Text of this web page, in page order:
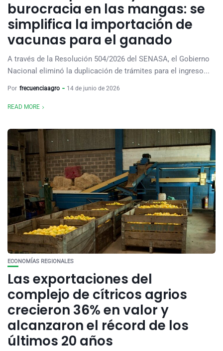
burocracia en las mangas: se
simplifica la importación de
vacunas para el ganado
A través de la Resolución 504/2026 del SENASA, el Gobierno
Nacional eliminó la duplicación de trámites para el ingreso...
Por frecuenciaagro 14 de junio de 2026
READ MORE
ECONOMÍAS REGIONALES
Las exportaciones del
complejo de cítricos agrios
crecieron 36% en valor y
alcanzaron el récord de los
últimos 20 años